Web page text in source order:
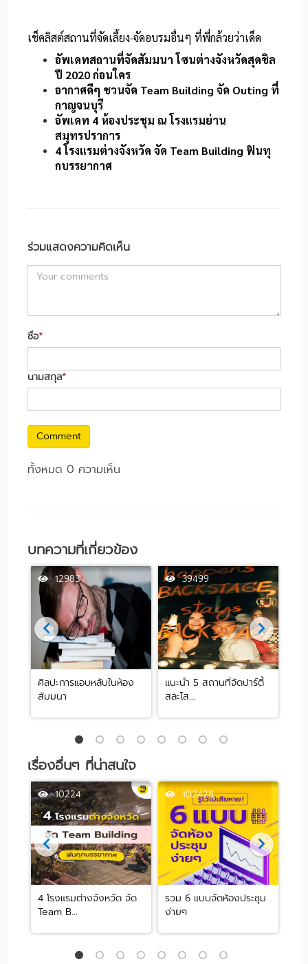
เช็คลิสต์สถานที่จัดเลี้ยง-จัดอบรมอื่นๆ ที่พี่กล้วยว่าเด็ด
อัพเดทสถานที่จัดสัมมนา โซนต่างจังหวัดสุดชิล
ปี 2020 ก่อนใคร
อากาศดีๆ ชวนจัด Team Building จัด Outing ที่
กาญจนบุรี
อัพเดท 4 ห้องประชุม ณ โรงแรมย่าน
สมุทรปราการ
4 โรงแรมต่างจังหวัด จัด Team Building ฟินทุ
กบรรยากาศ
ร่วมแสดงความคิดเห็น
ชื่อ*
นามสกุล*
Comment
ทั้งหมด 0 ความเห็น
บทความที่เกี่ยวข้อง
12983
ศิลปะการแอบหลับในห้อง
สัมมนา
39499
แนะนำ 5 สถานที่จัดปาร์ตี้
สละโส...
เรื่องอื่นๆ ที่น่าสนใจ
10224
4 โรงแรมต่างจังหวัด จัด
Team B...
102428
รวม 6 แบบจัดห้องประชุม
ง่ายๆ